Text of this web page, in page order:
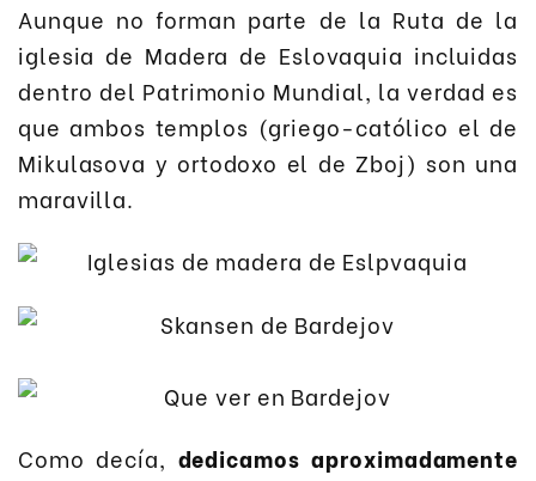
Aunque no forman parte de la Ruta de la
iglesia de Madera de Eslovaquia incluidas
dentro del Patrimonio Mundial, la verdad es
que ambos templos (griego-católico el de
Mikulasova y ortodoxo el de Zboj) son una
maravilla.
Como decía, dedicamos aproximadamente